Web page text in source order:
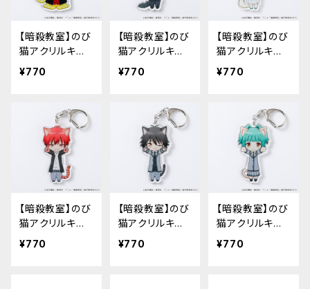
【暗殺教室】のび
猫アクリルキー
ホルダー（殺せ
¥770
【暗殺教室】のび
猫アクリルキー
ホルダー（烏間
¥770
【暗殺教室】のび
猫アクリルキー
ホルダー（イリー
¥770
【暗殺教室】のび
猫アクリルキー
ホルダー（赤羽
¥770
【暗殺教室】のび
猫アクリルキー
ホルダー（磯貝
¥770
【暗殺教室】のび
猫アクリルキー
ホルダー（茅野
¥770